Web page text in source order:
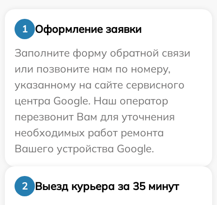
1
Оформление заявки
Заполните форму обратной связи
или позвоните нам по номеру,
указанному на сайте сервисного
центра Google. Наш оператор
перезвонит Вам для уточнения
необходимых работ ремонта
Вашего устройства Google.
2
Выезд курьера за 35 минут